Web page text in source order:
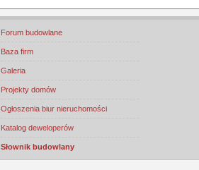
Forum budowlane
Baza firm
Galeria
Projekty domów
Ogłoszenia biur nieruchomości
Katalog deweloperów
Słownik budowlany